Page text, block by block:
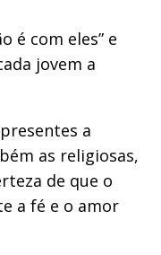
é com eles” e
jovem a
a
as religiosas,
de que o
a fé e o amor